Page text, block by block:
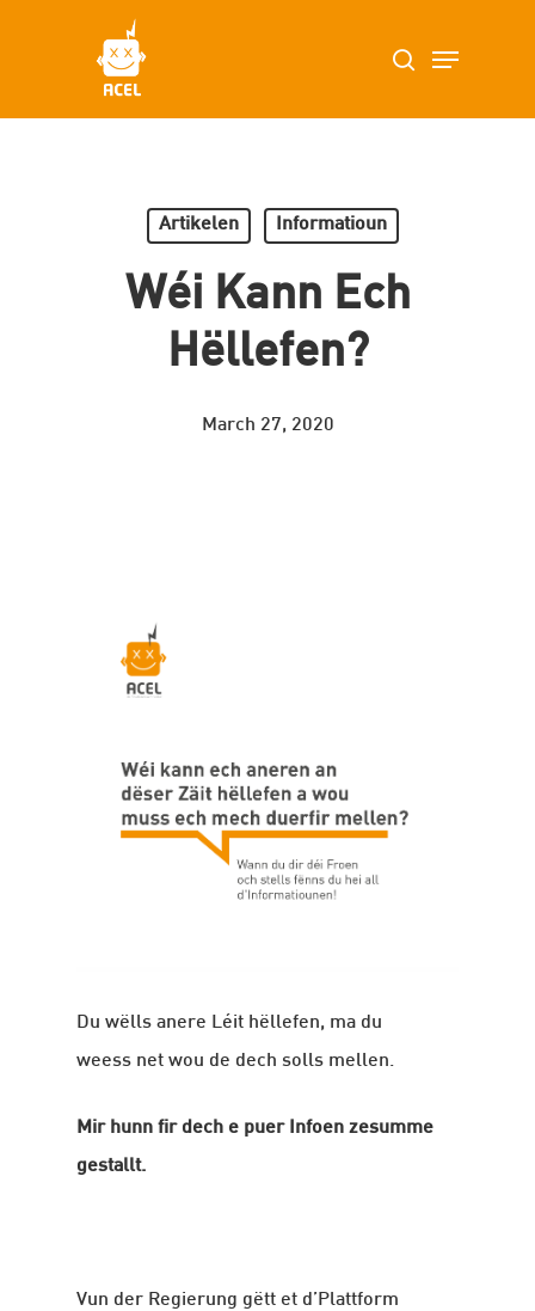
search
Artikelen Informatioun
Wéi Kann Ech
Hëllefen?
March 27, 2020
Du wëlls anere Léit hëllefen, ma du
weess net wou de dech solls mellen.
Mir hunn fir dech e puer Infoen zesumme
gestallt.
Vun der Regierung gëtt et d’Plattform